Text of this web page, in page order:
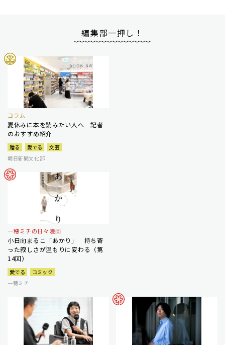
編集部一押し！
コラム
夏休みに本を読みたい人へ 記者
のおすすめ紹介
贈る 愛でる
文芸
朝日新聞文化部
一穂ミチの日々漫画
小日向まるこ「あかり」 持ち寄
った寂しさが温もりに変わる（第
14回）
愛でる
コミック
一穂ミチ